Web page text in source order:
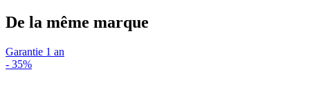
De la même marque
Garantie 1 an
- 35%